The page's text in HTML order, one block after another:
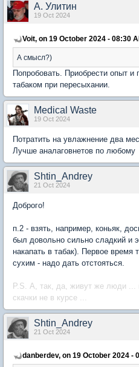
А. Улитин
19 Oct 2024
Voit, on 19 October 2024 - 08:30
А смысл?)
Попробовать. Приобрести опыт и
табаком при пересыхании.
Medical Waste
19 Oct 2024
Потратить на увлажнение два
Лучше аналаговнетов по любому
Shtin_Andrey
21 Oct 2024
Доброго!
п.2 - взять, например, коньяк,
был довольно сильно сладкий и
накапать в табак). Первое время
сухим - надо дать отстояться.
P.S. А, так, да, живут же люди ...
скачки не в курсе ...
Shtin_Andrey
21 Oct 2024
danberdev, on 19 October 2024 -